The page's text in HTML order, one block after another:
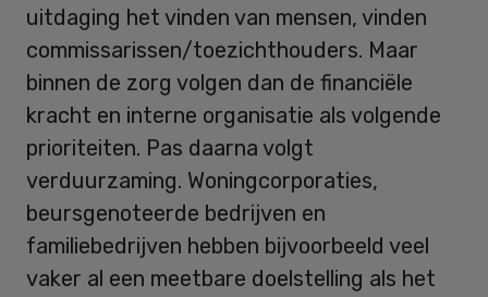
uitdaging het vinden van mensen, vinden
commissarissen/toezichthouders. Maar
binnen de zorg volgen dan de financiële
kracht en interne organisatie als volgende
prioriteiten. Pas daarna volgt
verduurzaming. Woningcorporaties,
beursgenoteerde bedrijven en
familiebedrijven hebben bijvoorbeeld veel
vaker al een meetbare doelstelling als het